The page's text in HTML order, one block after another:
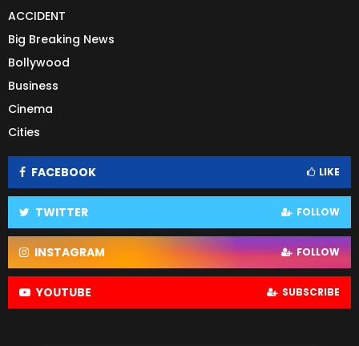
ACCIDENT
Big Breaking News
Bollywood
Business
Cinema
Cities
FACEBOOK LIKE
TWITTER FOLLOW
INSTAGRAM FOLLOW
YOUTUBE SUBSCRIBE